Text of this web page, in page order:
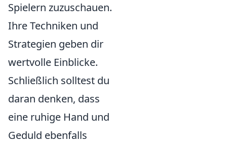
Spielern zuzuschauen.
Ihre Techniken und
Strategien geben dir
wertvolle Einblicke.
Schließlich solltest du
daran denken, dass
eine ruhige Hand und
Geduld ebenfalls